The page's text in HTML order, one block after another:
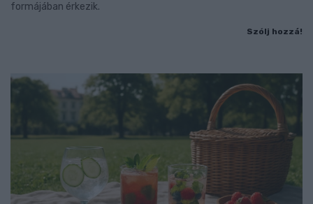
formájában érkezik.
Szólj hozzá!